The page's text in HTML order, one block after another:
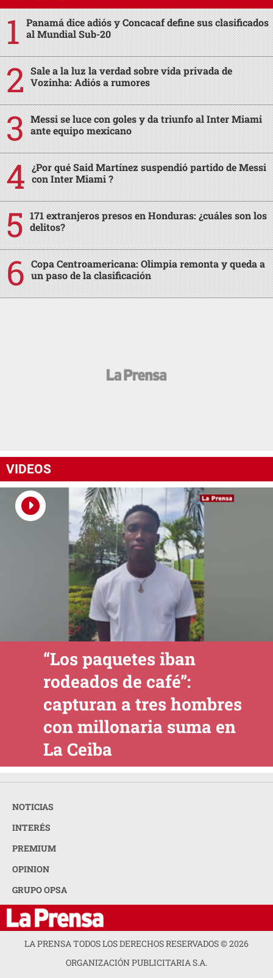
Panamá dice adiós y Concacaf define sus clasificados
al Mundial Sub-20
Sale a la luz la verdad sobre vida privada de
Vozinha: Adiós a rumores
Messi se luce con goles y da triunfo al Inter Miami
ante equipo mexicano
¿Por qué Said Martínez suspendió partido de Messi
con Inter Miami ?
171 extranjeros presos en Honduras: ¿cuáles son los
delitos?
Copa Centroamericana: Olimpia remonta y queda a
un paso de la clasificación
VIDEOS
“Los paquetes iban
rodeados de café”:
capturan a tres hombres
con millonaria suma en
La Ceiba
NOTICIAS
INTERÉS
PREMIUM
OPINION
GRUPO OPSA
LA PRENSA TODOS LOS DERECHOS RESERVADOS ©2026
ORGANIZACIÓN PUBLICITARIA S.A.